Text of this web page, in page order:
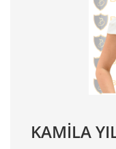
KAMİLA